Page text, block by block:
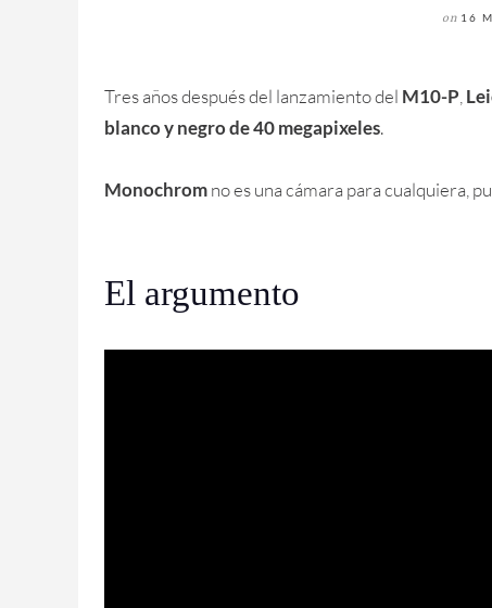
on 16
Tres años después del lanzamiento del M10-P
blanco y negro de 40 megapixeles.
Monochromno es una cámara para cualquiera,
El argumento